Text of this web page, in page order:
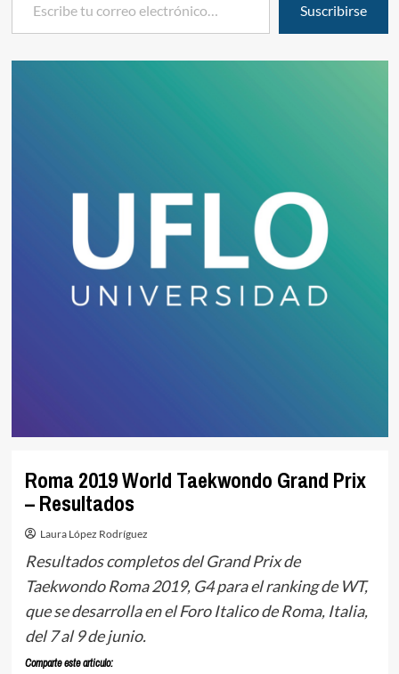
Roma 2019 World Taekwondo Grand Prix
– Resultados
Laura López Rodríguez
Resultados completos del Grand Prix de
Taekwondo Roma 2019, G4 para el ranking de WT,
que se desarrolla en el Foro Italico de Roma, Italia,
del 7 al 9 de junio.
Comparte este articulo:
Suscribirse